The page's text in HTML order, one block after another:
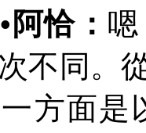
恰：
不同。
方面是